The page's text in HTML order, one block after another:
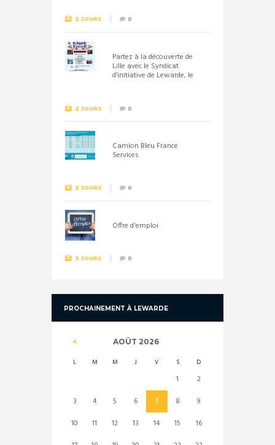
2 JOURS 0
Partez à la découverte de
Lille avec le Syndicat
d’initiative de Lewarde, le
2 JOURS 0
Camion Bleu France
Services
2 JOURS 0
Offre d'emploi
3 JOURS 0
PROCHAINEMENT À LEWARDE
AOÛT 2026
L M M J V S D
1
2
3
4 5 6 7 8
9
10
11 12 13 14 15
16